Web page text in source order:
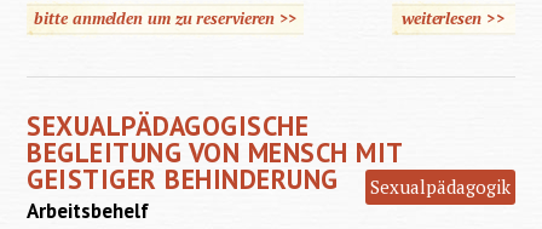
bitte anmelden um zu reservieren >> weiterlesen>>
SEXUALPÄDAGOGISCHE
BEGLEITUNG VON MENSCH MIT
GEISTIGER BEHINDERUNG Sexualpädagogik
Arbeitsbehelf